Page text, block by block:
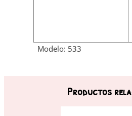
Modelo: 533
Productos